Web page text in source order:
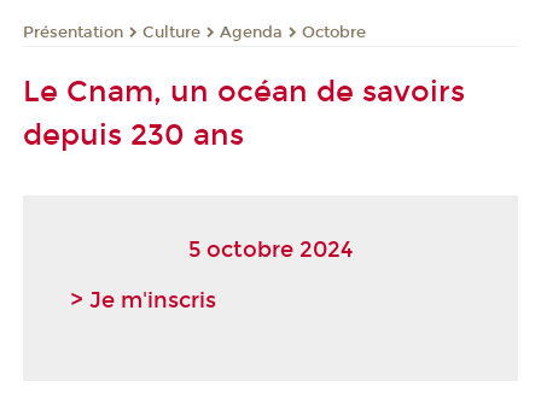
Présentation Culture Agenda Octobre
Le Cnam, un océan de savoirs
depuis 230 ans
5 octobre 2024
> Je m'inscris